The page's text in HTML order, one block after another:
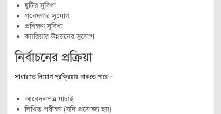
ছুটির সুবিধা
গবেষণার সুযোগ
প্রশিক্ষণ সুবিধা
ক্যারিয়ার উন্নয়নের সুযোগ
নির্বাচনের প্রক্রিয়া
সাধারণত নিয়োগ প্রক্রিয়ায় থাকতে পারে—
আবেদনপত্র যাচাই
লিখিত পরীক্ষা (যদি প্রযোজ্য হয়)